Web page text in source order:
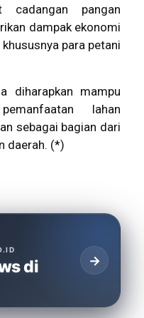
cadangan pangan
dampak ekonomi
para petani
diharapkan mampu
lahan
sebagai bagian dari
daerah. (*)
di →